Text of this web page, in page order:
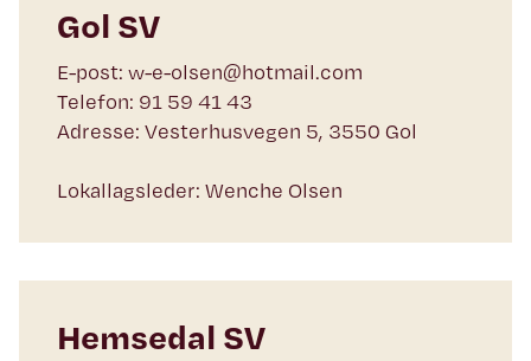
Gol SV
E-post: w-e-olsen@hotmail.com
Telefon: 91 59 41 43
Adresse: Vesterhusvegen 5, 3550 Gol
Lokallagsleder: Wenche Olsen
Hemsedal SV